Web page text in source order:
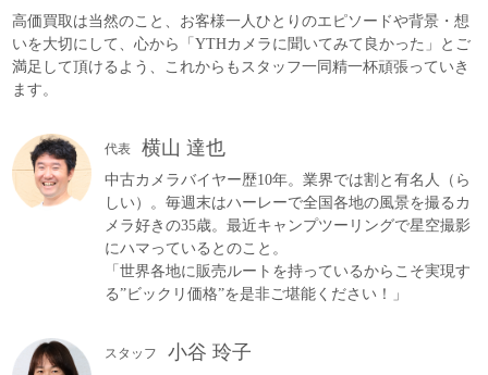
高価買取は当然のこと、お客様一人ひとりのエピソードや背景・想
いを大切にして、心から「YTHカメラに聞いてみて良かった」とご
満足して頂けるよう、これからもスタッフ一同精一杯頑張っていき
ます。
代表 横山 達也
中古カメラバイヤー歴10年。業界では割と有名人（ら
しい）。毎週末はハーレーで全国各地の風景を撮るカ
メラ好きの35歳。最近キャンプツーリングで星空撮影
にハマっているとのこと。
「世界各地に販売ルートを持っているからこそ実現す
る”ビックリ価格”を是非ご堪能ください！」
スタッフ 小谷 玲子